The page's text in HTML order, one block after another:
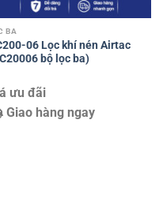
BA
06 Lọc khí nén Airtac
bộ lọc ba)
ưu đãi
Giao hàng ngay